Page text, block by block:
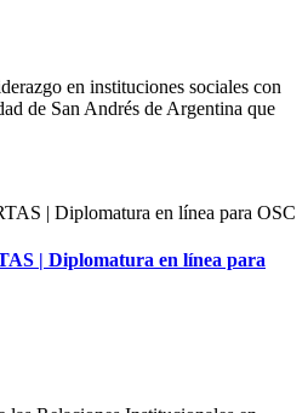
en instituciones sociales con
de San Andrés de Argentina que
| Diplomatura en línea para